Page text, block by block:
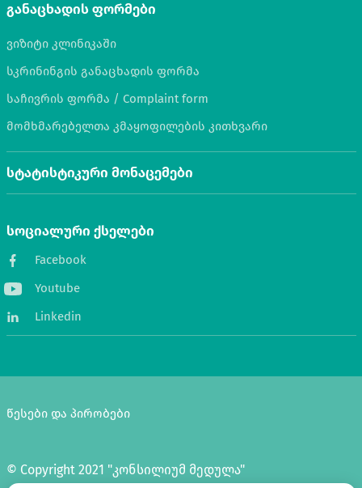
განაცხადის ფორმები
ვიზიტი კლინიკაში
სკრინინგის განაცხადის ფორმა
საჩივრის ფორმა / Complaint form
მომხმარებელთა კმაყოფილების კითხვარი
სტატისტიკური მონაცემები
სოციალური ქსელები
Facebook
Youtube
Linkedin
© Copyright 2021 "კონსილიუმ მედულა"
წესები და პირობები